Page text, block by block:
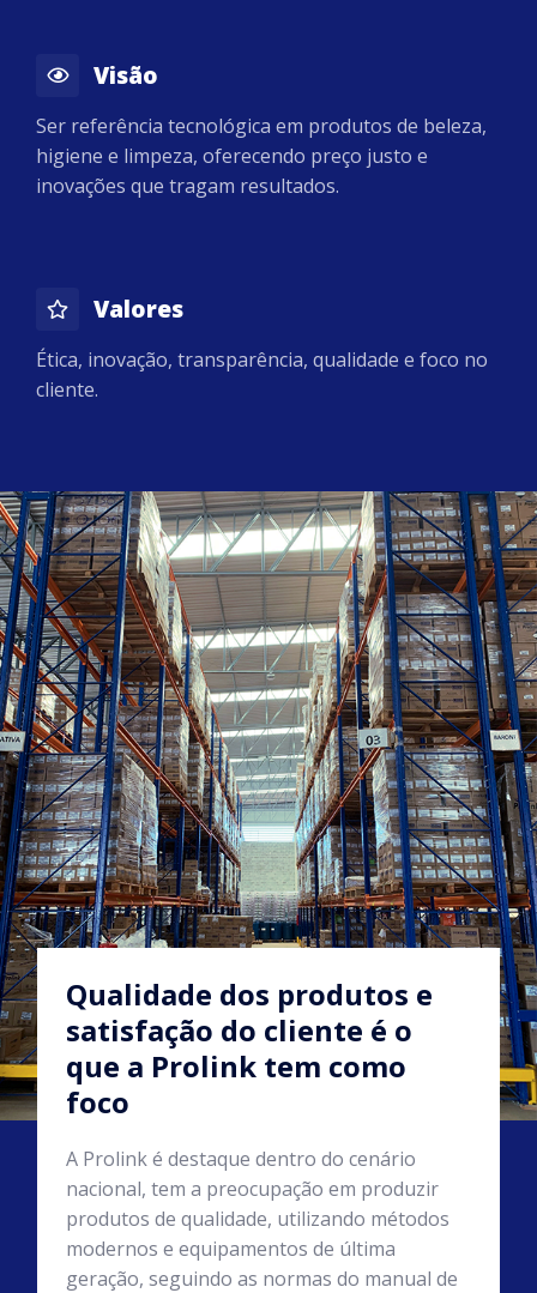
Visão
Ser referência tecnológica em produtos de beleza,
higiene e limpeza, oferecendo preço justo e
inovações que tragam resultados.
Valores
Ética, inovação, transparência, qualidade e foco no
cliente.
Qualidade dos produtos e
satisfação do cliente é o
que a Prolink tem como
foco
A Prolink é destaque dentro do cenário
nacional, tem a preocupação em produzir
produtos de qualidade, utilizando métodos
modernos e equipamentos de última
geração, seguindo as normas do manual de